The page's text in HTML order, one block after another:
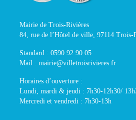
Mairie de Trois-Rivières
84, rue de l’Hôtel de ville, 97114 Trois-
Standard : 0590 92 90 05
Mail : mairie@villetroisrivieres.fr
Horaires d’ouverture :
Lundi, mardi & jeudi : 7h30-12h30/
Mercredi et vendredi : 7h30-13h